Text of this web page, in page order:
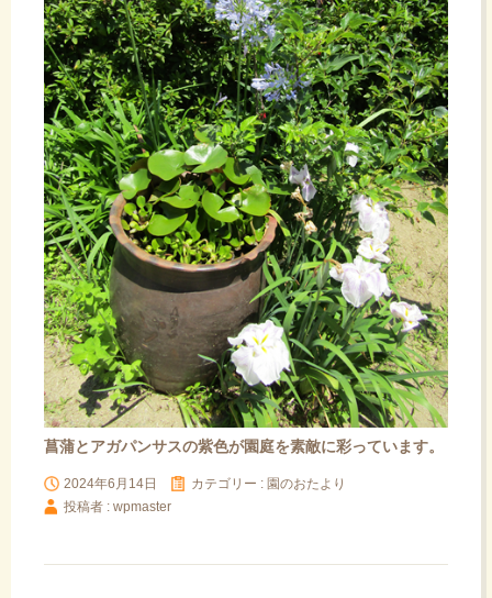
菖蒲とアガパンサスの紫色が園庭を素敵に彩っています。
2024年6月14日 カテゴリー : 園のおたより
投稿者 : wpmaster